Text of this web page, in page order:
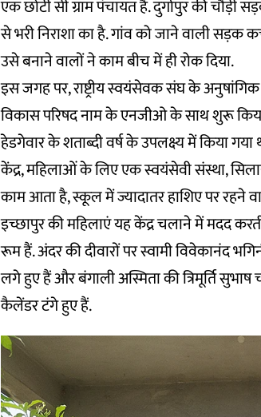
एक छोटी सी ग्राम पंचायत है. दुर्गापुर की
से भरी निराशा का है. गांव को जाने वाली सड़क
उसे बनाने वालों ने काम बीच में ही रोक दिया.
इस जगह पर, राष्ट्रीय स्वयंसेवक संघ के
विकास परिषद नाम के एनजीओ के साथ शुरू
हेडगेवार के शताब्दी वर्ष के उपलक्ष्य में किया
केंद्र, महिलाओं के लिए एक स्वयंसेवी संस्था,
काम आता है, स्कूल में ज्यादातर हाशिए पर रहने
इच्छापुर की महिलाएं यह केंद्र चलाने में मदद
रूम हैं. अंदर की दीवारों पर स्वामी विवेकानंद
लगे हुए हैं और बंगाली अस्मिता की त्रिमूर्ति
कैलेंडर टंगे हुए हैं.